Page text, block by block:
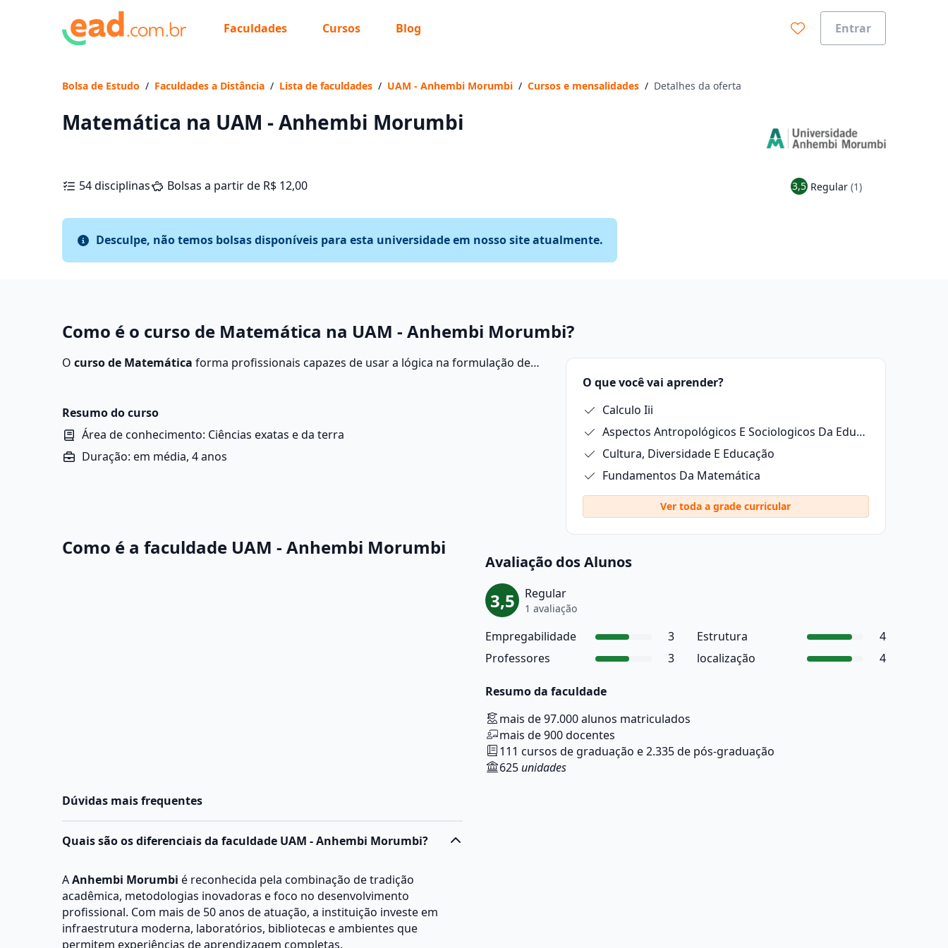
Faculdades Cursos Blog Entrar
Bolsa de Estudo / Faculdades a Distância / Lista de faculdades / UAM - Anhembi Morumbi / Cursos e mensalidades / Detalhes da oferta
Matemática na UAM - Anhembi Morumbi
54 disciplinas Bolsas a partir de R$ 12,00 3,5 Regular(1)
Desculpe, não temos bolsas disponíveis para esta universidade em nosso site atualmente.
Como é o curso de Matemática na UAM - Anhembi Morumbi?
O curso de Matemática forma profissionais capazes de usar a lógica na formulação de
Resumo do curso
Área de conhecimento: Ciências exatas e da terra
Duração: em média, 4 anos
O que você vai aprender?
Calculo Iii
Aspectos Antropológicos E Sociologicos Da Educação
Cultura, Diversidade E Educação
Fundamentos Da Matemática
Ver toda a grade curricular
Como é a faculdade UAM - Anhembi Morumbi
Avaliação dos Alunos
3,5 Regular
1 avaliação
Empregabilidade 3 Estrutura
4
Professores
3 localização 4
Resumo da faculdade
mais de 97.000 alunos matriculados
mais de 900 docentes
111 cursos de graduação e 2.335 de pós-graduação
625unidades
Dúvidas mais frequentes
Quais são os diferenciais da faculdade UAM - Anhembi Morumbi?
AAnhembi Morumbi é reconhecida pela combinação de tradição
acadêmica, metodologias inovadoras e foco no desenvolvimento
profissional. Com mais de 50 anos de atuação, a instituição investe em
infraestrutura moderna, laboratórios, bibliotecas e ambientes que
permitem experiências de aprendizagem completas.